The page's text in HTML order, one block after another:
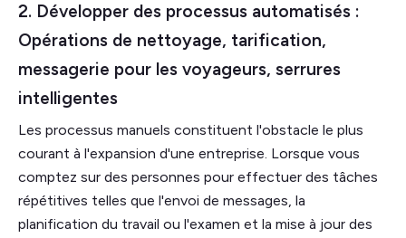
2. Développer des processus automatisés :
Opérations de nettoyage, tarification,
messagerie pour les voyageurs, serrures
intelligentes
Les processus manuels constituent l'obstacle le plus
courant à l'expansion d'une entreprise. Lorsque vous
comptez sur des personnes pour effectuer des tâches
répétitives telles que l'envoi de messages, la
planification du travail ou l'examen et la mise à jour des